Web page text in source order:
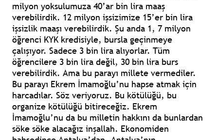
milyon yoksulumuza 40’ar bin lira maaş
verebilirdik. 12 milyon işsizimize 15’er bin lira
işsizlik maaşı verebilirdik. Şu anda 1, 7 milyon
öğrenci KYK kredisiyle, bursla geçinmeye
çalışıyor. Sadece 3 bin lira alıyorlar. Tüm
öğrencilere 3 bin lira değil, 30 bin lira burs
verebilirdik. Ama bu parayı millete vermediler.
Bu parayı Ekrem İmamoğlu’nu hapse atmak için
harcadılar. Söz veriyoruz. Bu kötülüğü, bu
organize kötülüğü bitireceğiz. Ekrem
İmamoğlu’nu da bu milletin hakkını da bunlardan
söke söke alacağız inşallah. Ekonomiden